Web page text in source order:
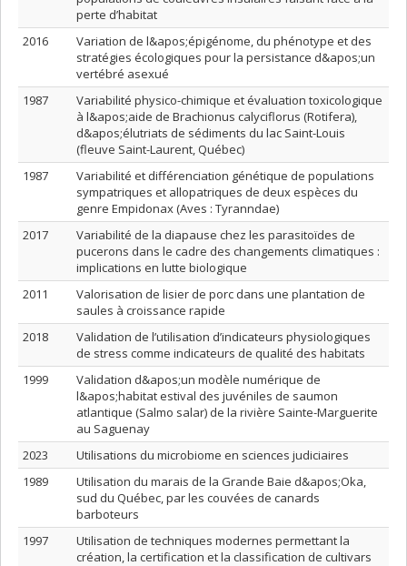
perte d’habitat
2016
Variation de l&apos;épigénome, du phénotype et des
stratégies écologiques pour la persistance d&apos;un
vertébré asexué
1987
Variabilité physico-chimique et évaluation toxicologique
à l&apos;aide de Brachionus calyciflorus (Rotifera),
d&apos;élutriats de sédiments du lac Saint-Louis
(fleuve Saint-Laurent, Québec)
1987
Variabilité et différenciation génétique de populations
sympatriques et allopatriques de deux espèces du
genre Empidonax (Aves : Tyranndae)
2017
Variabilité de la diapause chez les parasitoïdes de
pucerons dans le cadre des changements climatiques :
implications en lutte biologique
2011
Valorisation de lisier de porc dans une plantation de
saules à croissance rapide
2018
Validation de l’utilisation d’indicateurs physiologiques
de stress comme indicateurs de qualité des habitats
1999
Validation d&apos;un modèle numérique de
l&apos;habitat estival des juvéniles de saumon
atlantique (Salmo salar) de la rivière Sainte-Marguerite
au Saguenay
2023
Utilisations du microbiome en sciences judiciaires
1989
Utilisation du marais de la Grande Baie d&apos;Oka,
sud du Québec, par les couvées de canards
barboteurs
1997
Utilisation de techniques modernes permettant la
création, la certification et la classification de cultivars